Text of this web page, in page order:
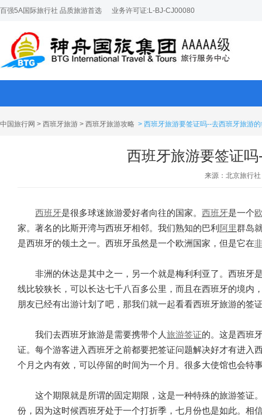
百强5A国际旅行社 品质旅游首选 业务许可证:L-BJ-CJ00080
中国旅行网 > 西班牙旅游 > 西班牙旅游攻略 > 西班牙旅游要签证吗--去西班牙旅游
西班牙旅游要签证
来源：北京旅行社
西班牙是很多球迷旅游爱好者向往的国家。 西班牙是一个
家。著名的比斯开湾与西班牙相邻。我们熟知的巴利 阿里群岛
是西班牙的领土之一。西班牙虽然是一个欧洲国家，但是它在
非洲的休达是其中之一，另一个就是梅利利亚了。西班牙
线比较狭长，可以长达七千八百多公里，而且在西班牙的境内
朋友已经有出游计划了吧，那我们就一起看看西班牙旅游的签
我们去西班牙旅游是需要携带个人旅游签证的。这是西班
证。每个游客进入西班牙之前都要把签证问题解决好才有进入
个月之内有效，可以停留的时间为一个月。很多大使馆也会特
这个期限就是所谓的固定期限，这是一种特殊的旅游签证
份，因为这时候西班牙处于一个打折季，七月份也是如此。相